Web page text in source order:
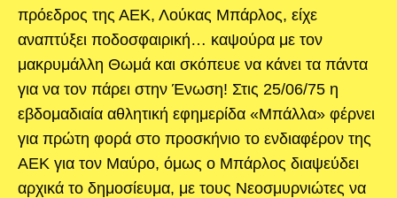
πρόεδρος της ΑΕΚ, Λούκας Μπάρλος, είχε
αναπτύξει ποδοσφαιρική… καψούρα με τον
μακρυμάλλη Θωμά και σκόπευε να κάνει τα πάντα
για να τον πάρει στην Ένωση! Στις 25/06/75 η
εβδομαδιαία αθλητική εφημερίδα «Μπάλλα» φέρνει
για πρώτη φορά στο προσκήνιο το ενδιαφέρον της
ΑΕΚ για τον Μαύρο, όμως ο Μπάρλος διαψεύδει
αρχικά το δημοσίευμα, με τους Νεοσμυρνιώτες να